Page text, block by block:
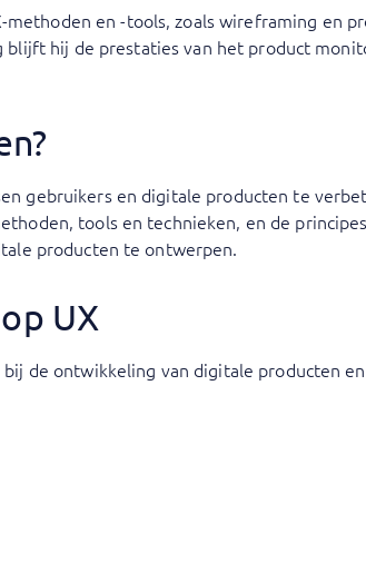
en -tools, zoals wireframing en
hij de prestaties van het product
gebruikers en digitale producten te
tools en technieken, en de
producten te ontwerpen.
UX
de ontwikkeling van digitale producten